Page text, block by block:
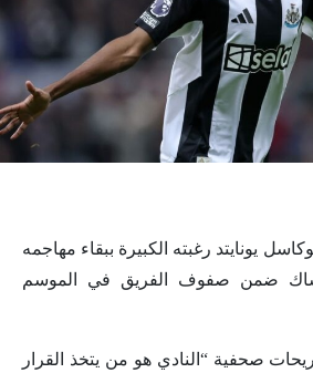
يونايتد رغبته الكبيرة ببقاء مهاجمه
ضمن صفوف الفريق في الموسم
صحفية “النادي هو من يتخذ القرار